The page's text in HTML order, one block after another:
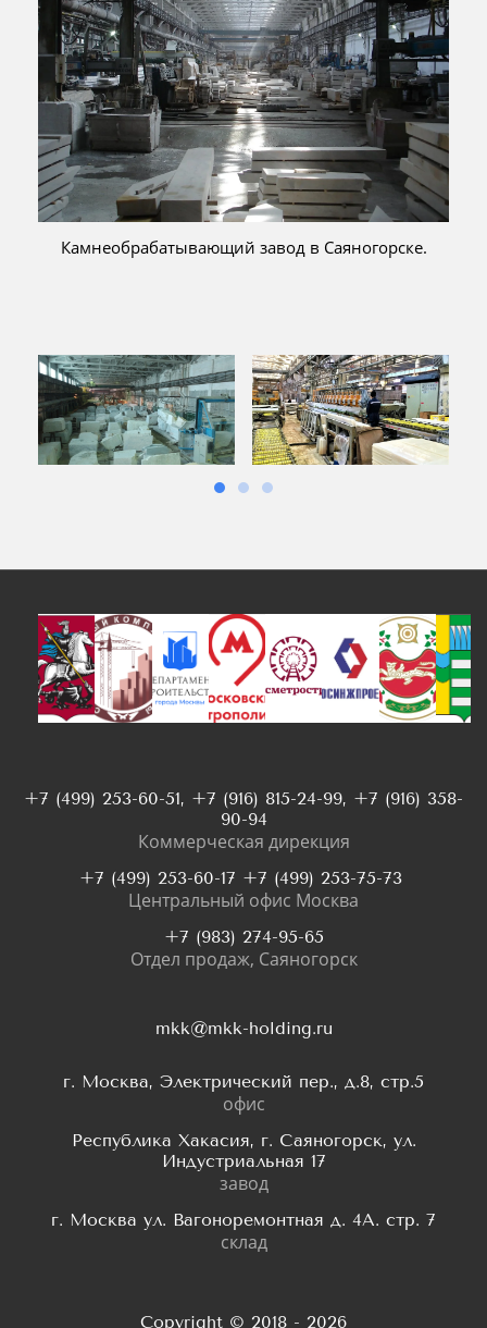
Камнеобрабатывающий завод в Саяногорске.
+7 (499) 253-60-51, +7 (916) 815-24-99, +7 (916) 358-
90-94
Коммерческая дирекция
+7 (499) 253-60-17 +7 (499) 253-75-73
Центральный офис Москва
+7 (983) 274-95-65
Отдел продаж, Саяногорск
mkk@mkk-holding.ru
г. Москва, Электрический пер., д.8, стр.5
офис
Республика Хакасия, г. Саяногорск, ул.
Индустриальная 17
завод
г. Москва ул. Вагоноремонтная д. 4А. стр. 7
склад
Copyright © 2018 - 2026